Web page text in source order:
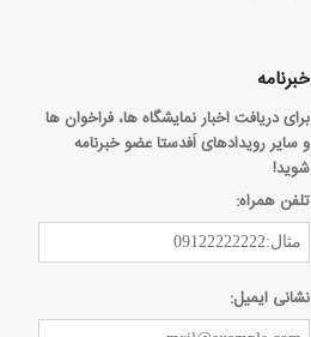
خبرنامه
برای دریافت اخبار نمایشگاه ها، فراخوان ها
و سایر رویدادهای اَفدستا عضو خبرنامه
شوید!
تلفن همراه:
نشانی ایمیل: